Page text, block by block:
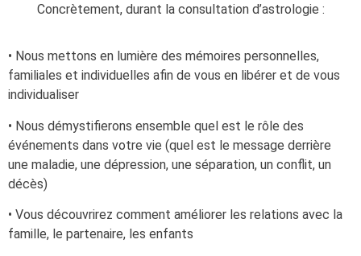
Concrètement, durant la consultation d’astrologie :
• Nous mettons en lumière des mémoires personnelles,
familiales et individuelles afin de vous en libérer et de vous
individualiser
• Nous démystifierons ensemble quel est le rôle des
événements dans votre vie (quel est le message derrière
une maladie, une dépression, une séparation, un conflit, un
décès)
• Vous découvrirez comment améliorer les relations avec la
famille, le partenaire, les enfants